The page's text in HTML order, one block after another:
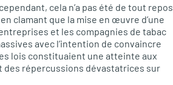
cela n’a pas été de tout repos.
clamant que la mise en œuvre d’une
et les compagnies de tabac
avec l’intention de convaincre
lois constituaient une atteinte aux
répercussions dévastatrices sur